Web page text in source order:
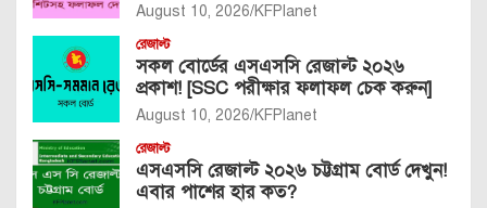
August 10, 2026 KFPlanet
রেজাল্ট
সকল বোর্ডের এসএসসি রেজাল্ট ২০২৬
প্রকাশ! [SSC পরীক্ষার ফলাফল চেক করুন]
August 10, 2026 KFPlanet
রেজাল্ট
এসএসসি রেজাল্ট ২০২৬ চট্টগ্রাম বোর্ড দেখুন!
এবার পাশের হার কত?